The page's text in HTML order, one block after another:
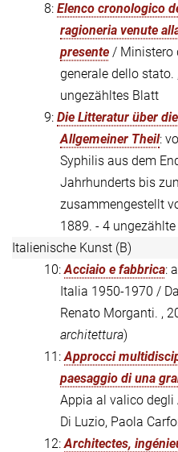
8: Elenco cronologico
ragioneria venute
presente / Ministero
generale dello stato.
ungezähltes Blatt
9: Die Litteratur über
Allgemeiner Theil:
Syphilis aus dem
Jahrhunderts bis
zusammengestellt
1889. - 4
Italienische Kunst (B)
10:Acciaio e fabbrica:
Italia 1950-1970 /
Renato Morganti. ,
architettura)
11:Approcci
paesaggio di una
Appia al valico
Di Luzio, Paola
12:Architectes,